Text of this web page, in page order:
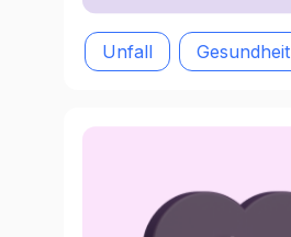
Unfall Gesundheit